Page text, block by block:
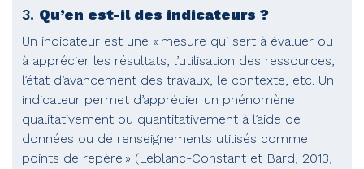
3. Qu’en est-il des indicateurs ?
Un indicateur est une « mesure qui sert à évaluer ou
à apprécier les résultats, l’utilisation des ressources,
l’état d’avancement des travaux, le contexte, etc. Un
indicateur permet d’apprécier un phénomène
qualitativement ou quantitativement à l’aide de
données ou de renseignements utilisés comme
points de repère » (Leblanc-Constant et Bard, 2013,